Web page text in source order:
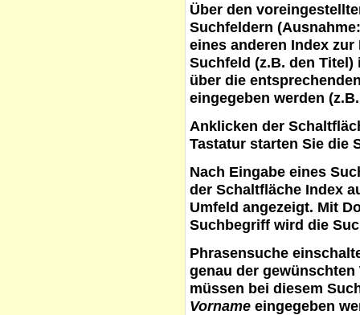
Über den
Suchfeldern
eines anderen Index
Suchfeld (z.B. den
über die
eingegeben werden
Anklicken der
Tastatur starten Sie die
Nach Eingabe eines
der Schaltfläche Index
Umfeld angezeigt. Mit
Suchbegriff wird die
Phrasensuche
genau der
müssen bei diesem
Vorname eingegeben